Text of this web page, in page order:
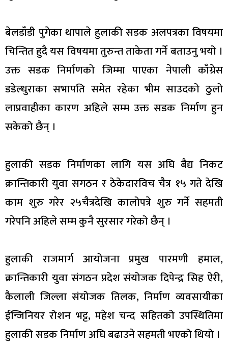
बेलडाँडी पुगेका थापाले हुलाकी सडक अलपत्रका विषयमा
चिन्तित हुदै यस विषयमा तुरुन्त ताकेता गर्ने बताउनु भयो ।
उक्त सडक निर्माणको जिम्मा पाएका नेपाली काँग्रेस
डडेल्धुराका सभापति समेत रहेका भीम साउदको ठुलो
लाप्रवाहीका कारण अहिले सम्म उक्त सडक निर्माण हुन
सकेको छैन् ।
हुलाकी सडक निर्माणका लागि यस अघि बैद्य निकट
क्रान्तिकारी युवा सगठन र ठेकेदारविच चैत्र १५ गते देखि
काम शुरु गरेर २५चैत्रदेखि कालोपत्रे शुरु गर्ने सहमती
गरेपनि अहिले सम्म कुनै सुरसार गरेको छैन् ।
हुलाकी राजमार्ग आयोजना प्रमुख पारमणी हमाल,
क्रान्तिकारी युवा संगठन प्रदेश संयोजक दिपेन्द्र सिह ऐरी,
कैलाली जिल्ला संयोजक तिलक, निर्माण व्यवसायीका
ईन्जिनियर रोशन भट्ट, महेश चन्द सहितको उपस्थितिमा
हुलाकी सडक निर्माण अघि बढाउने सहमती भएको थियो ।